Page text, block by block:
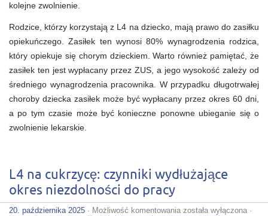
kolejne zwolnienie.
Rodzice, którzy korzystają z L4 na dziecko, mają prawo do zasiłku
opiekuńczego. Zasiłek ten wynosi 80% wynagrodzenia rodzica,
który opiekuje się chorym dzieckiem. Warto również pamiętać, że
zasiłek ten jest wypłacany przez ZUS, a jego wysokość zależy od
średniego wynagrodzenia pracownika. W przypadku długotrwałej
choroby dziecka zasiłek może być wypłacany przez okres 60 dni,
a po tym czasie może być konieczne ponowne ubieganie się o
zwolnienie lekarskie.
L4 na cukrzycę: czynniki wydłużające
okres niezdolności do pracy
20. października 2025 · Możliwość komentowania L4
została wyłączona ·